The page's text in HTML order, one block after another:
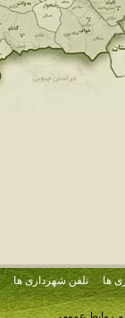
ها تلفن شهرداری ها